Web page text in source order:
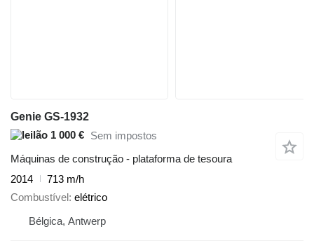
Genie GS-1932
1 000 € Sem impostos
Máquinas de construção - plataforma de tesoura
2014
713 m/h
Combustível
elétrico
Bélgica, Antwerp